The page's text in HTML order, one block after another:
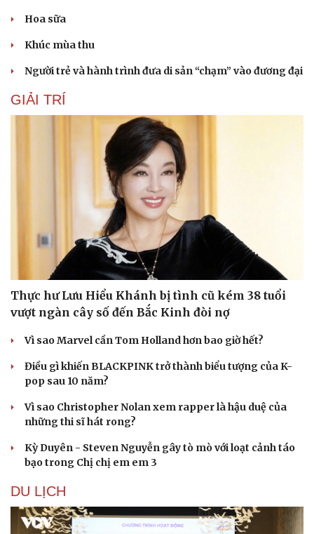
check-in
Podcast
Câu chuyện thời sự
Đọc truyện đêm khuya
Cửa sổ tình yêu
Kể chuyện cho bé
Hạt giống tâm hồn
Hoa sữa
Khúc mùa thu
Người trẻ và hành trình đưa di sản “chạm” vào đương đại
GIẢI TRÍ
Thực hư Lưu Hiểu Khánh bị tình cũ kém 38 tuổi
vượt ngàn cây số đến Bắc Kinh đòi nợ
Vì sao Marvel cần Tom Holland hơn bao giờ hết?
Điều gì khiến BLACKPINK trở thành biểu tượng của K-
pop sau 10 năm?
Vì sao Christopher Nolan xem rapper là hậu duệ của
những thi sĩ hát rong?
Kỳ Duyên - Steven Nguyễn gây tò mò với loạt cảnh táo
bạo trong Chị chị em em 3
DU LỊCH